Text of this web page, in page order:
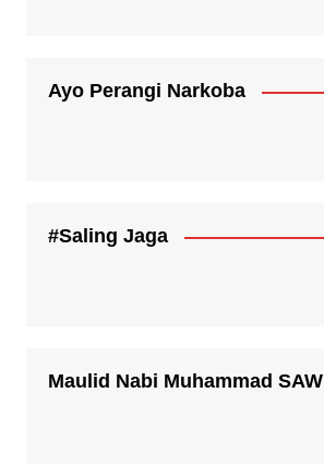
Ayo Perangi Narkoba
#Saling Jaga
Maulid Nabi Muhammad SAW